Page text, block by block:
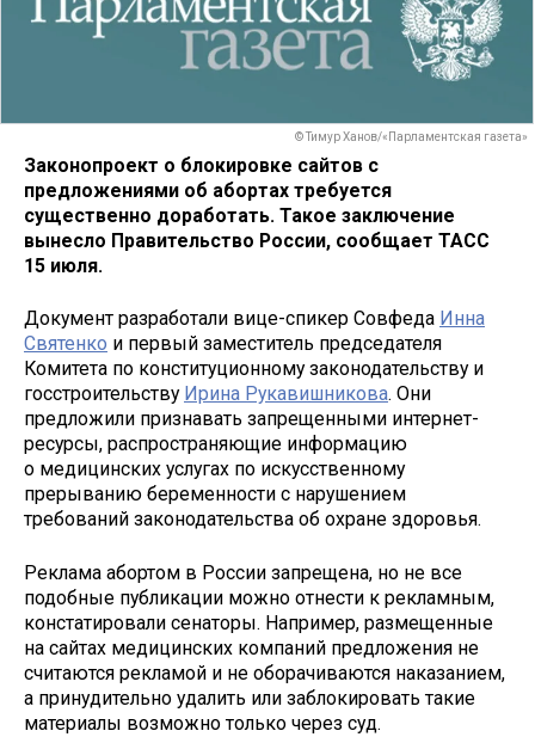
© Тимур Ханов/«Парламентская газета»
Законопроект о блокировке сайтов с
предложениями об абортах требуется
существенно доработать. Такое заключение
вынесло Правительство России, сообщает ТАСС
15 июля.
Документ разработали вице-спикер Совфеда Инна
Святенко и первый заместитель председателя
Комитета по конституционному законодательству и
госстроительству Ирина Рукавишникова. Они
предложили признавать запрещенными интернет-
ресурсы, распространяющие информацию
о медицинских услугах по искусственному
прерыванию беременности с нарушением
требований законодательства об охране здоровья.
Реклама абортом в России запрещена, но не все
подобные публикации можно отнести к рекламным,
констатировали сенаторы. Например, размещенные
на сайтах медицинских компаний предложения не
считаются рекламой и не оборачиваются наказанием,
а принудительно удалить или заблокировать такие
материалы возможно только через суд.